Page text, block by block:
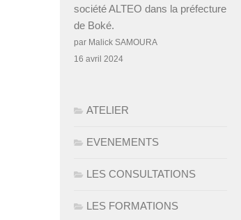
société ALTEO dans la préfecture
de Boké.
par Malick SAMOURA
16 avril 2024
ATELIER
EVENEMENTS
LES CONSULTATIONS
LES FORMATIONS